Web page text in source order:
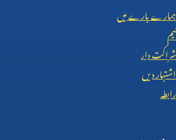
ہمارے بارے میں
ٹیم
شراکت دار
اشتہار دیں
رابطہ